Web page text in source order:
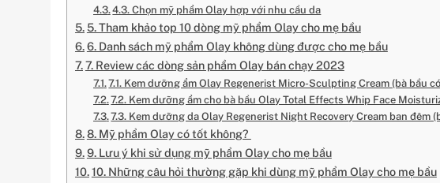
4.3. Chọn mỹ phẩm Olay hợp với nhu cầu da
5. Tham khảo top 10 dòng mỹ phẩm Olay cho mẹ bầu
6. Danh sách mỹ phẩm Olay không dùng được cho mẹ bầu
7. Review các dòng sản phẩm Olay bán chạy 2023
7.1. Kem dưỡng ẩm Olay Regenerist Micro-Sculpting Cream (bà bầu
7.2. Kem dưỡng ẩm cho bà bầu Olay Total Effects Whip Face
7.3. Kem dưỡng da Olay Regenerist Night Recovery Cream ban đêm
8. Mỹ phẩm Olay có tốt không?
9. Lưu ý khi sử dụng mỹ phẩm Olay cho mẹ bầu
10. Những câu hỏi thường gặp khi dùng mỹ phẩm Olay cho mẹ bầu